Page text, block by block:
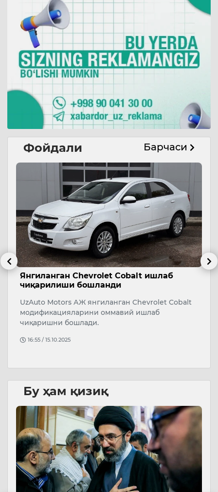
Фойдали Барчаси
Янгиланган Chevrolet Cobalt ишлаб
чиқарилиши бошланди
UzAuto Motors АЖ янгиланган Chevrolet Cobalt
модификацияларини оммавий ишлаб
чиқаришни бошлади.
16:55 / 15.10.2025
Бу ҳам қизиқ